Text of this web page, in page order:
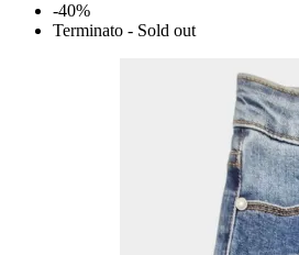
-40%
Terminato - Sold out